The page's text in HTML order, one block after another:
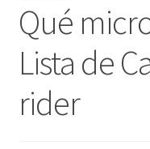
Contacto
Blog
Qué
Lista de
rider